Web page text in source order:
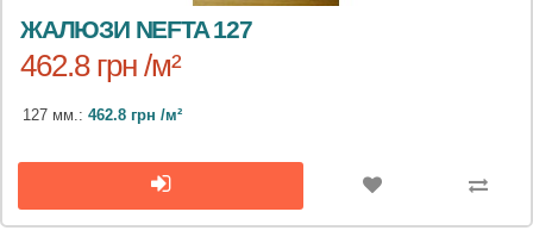
ЖАЛЮЗИ NEFTA 127
462.8 грн /м²
127 мм.: 462.8 грн /м²